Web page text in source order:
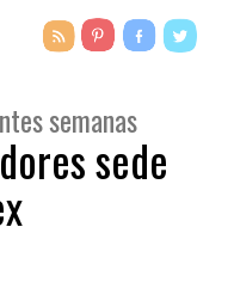
semanas
sede